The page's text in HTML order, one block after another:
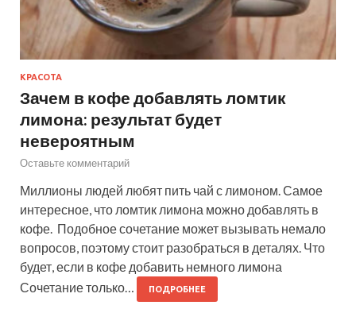
КРАСОТА
Зачем в кофе добавлять ломтик
лимона: результат будет
невероятным
Оставьте комментарий
Миллионы людей любят пить чай с лимоном. Самое
интересное, что ломтик лимона можно добавлять в
кофе. Подобное сочетание может вызывать немало
вопросов, поэтому стоит разобраться в деталях. Что
будет, если в кофе добавить немного лимона
Сочетание только…
ПОДРОБНЕЕ